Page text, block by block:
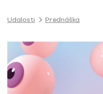
Udalosti Prednáška